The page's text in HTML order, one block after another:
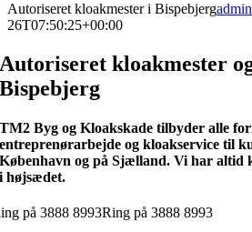
Autoriseret kloakmester i Bispebjergadmin
26T07:50:25+00:00
Autoriseret kloakmester
Bispebjerg
TM2 Byg og Kloakskade tilbyder alle
entreprenørarbejde og kloakservice til
København og på Sjælland. Vi har altid
i højsædet.
på 3888 8993Ring på 3888 8993